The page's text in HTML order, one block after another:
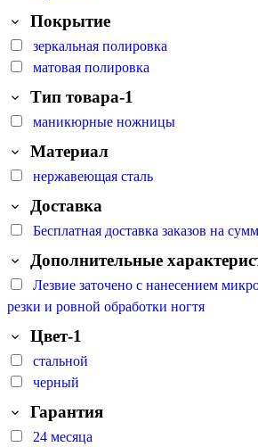
Покрытие
зеркальная полировка
матовая полировка
Тип товара-1
маникюрные ножницы
Материал
нержавеющая сталь
Доставка
Бесплатная доставка заказов на
Дополнительные
Лезвие заточено с нанесением
резки и ровной обработки ногтя
Цвет-1
стальной
черный
Гарантия
24 месяца